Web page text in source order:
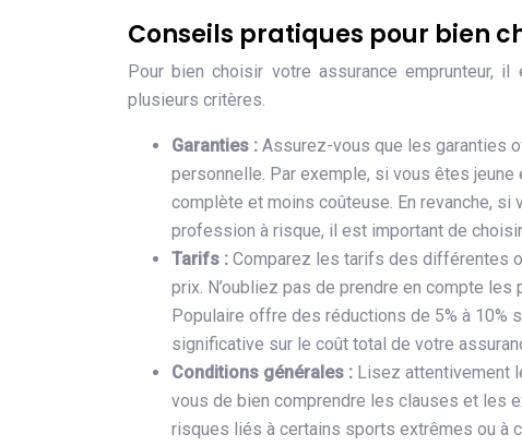
Conseils pratiques pour bien
Pour bien choisir votre assurance emprunteur,
plusieurs critères.
Garanties : Assurez-vous que les garanties
personnelle. Par exemple, si vous êtes
complète et moins coûteuse. En revanche,
profession à risque, il est important de
Tarifs : Comparez les tarifs des différentes
prix. N’oubliez pas de prendre en compte
Populaire offre des réductions de 5% à 10%
significative sur le coût total de votre
Conditions générales : Lisez attentivement
vous de bien comprendre les clauses et les
risques liés à certains sports extrêmes ou à